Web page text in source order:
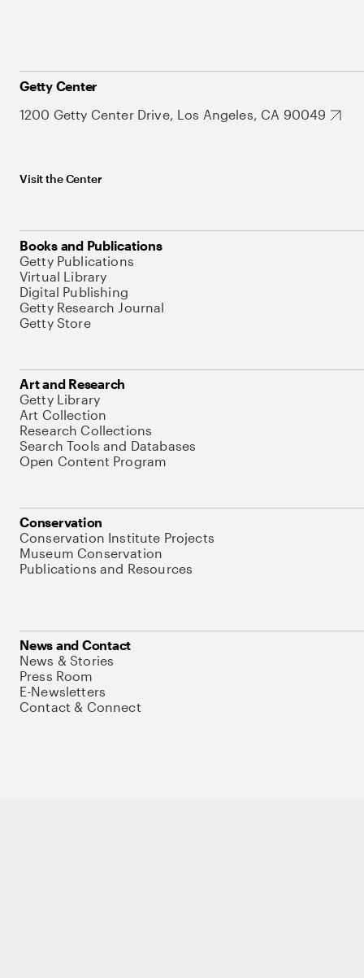
Getty Center
1200 Getty Center Drive, Los Angeles, CA 90049
Visit the Center
Books and Publications
Getty Publications
Virtual Library
Digital Publishing
Getty Research Journal
Getty Store
Art and Research
Getty Library
Art Collection
Research Collections
Search Tools and Databases
Open Content Program
Conservation
Conservation Institute Projects
Museum Conservation
Publications and Resources
News and Contact
News & Stories
Press Room
E-Newsletters
Contact & Connect